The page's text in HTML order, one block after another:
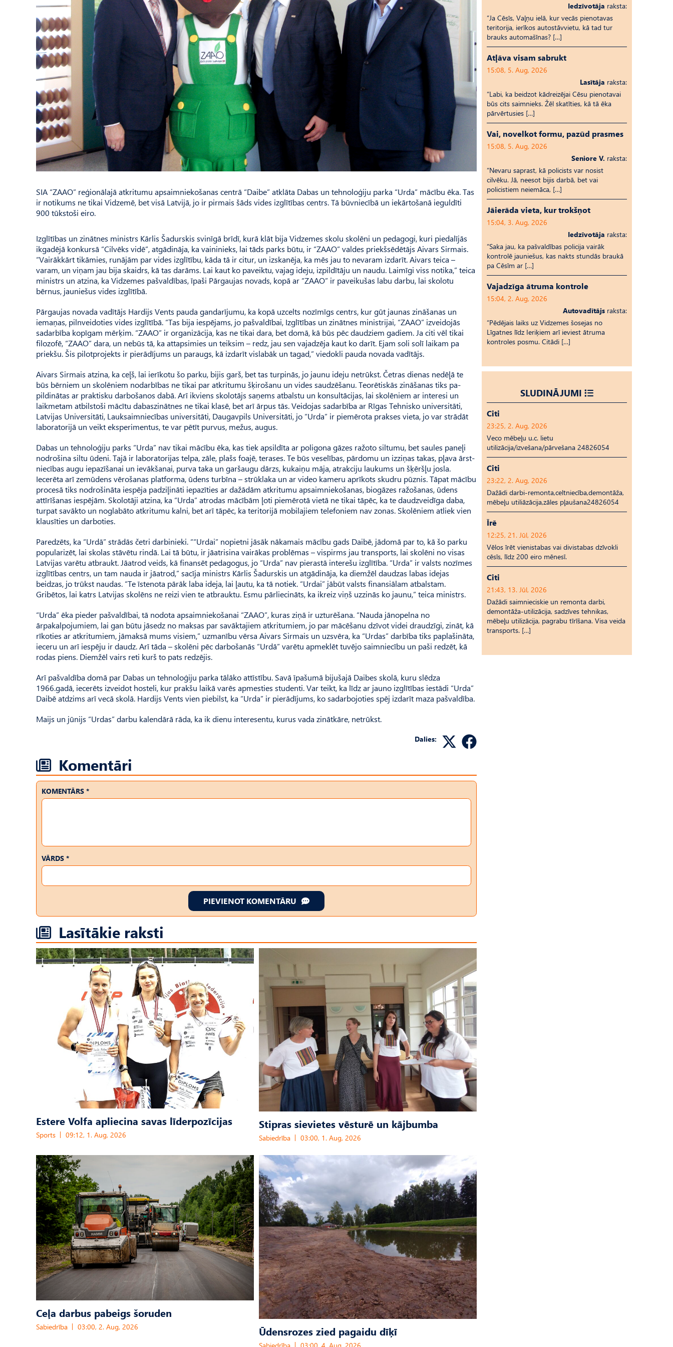
SIA “ZAAO” reģionālajā atkritumu apsaimniekošanas centrā “Daibe” atklāta Dabas un tehnoloģiju parka “Urda” mācību ēka. Tas
ir notikums ne tikai Vidzemē, bet visā Latvijā, jo ir pirmais šāds vides izglītības centrs. Tā būvniecībā un iekārtošanā ieguldīti
900 tūkstoši eiro.
Izglītības un zinātnes ministrs Kārlis Šadurskis svinīgā brīdī, kurā klāt bija Vidzemes skolu skolēni un pedagogi, kuri piedalījās
ikgadējā konkursā “Cilvēks vidē”, atgādināja, ka vaininieks, lai tāds parks būtu, ir “ZAAO” valdes priekšsēdētājs Aivars Sirmais.
“Vairākkārt tikāmies, runājām par vides izglītību, kāda tā ir citur, un izskanēja, ka mēs jau to nevaram izdarīt. Aivars teica –
varam, un viņam jau bija skaidrs, kā tas darāms. Lai kaut ko paveiktu, vajag ideju, izpildītāju un naudu. Laimīgi viss notika,” teica
ministrs un atzina, ka Vidzemes paš­valdības, īpaši Pārgaujas novads, kopā ar “ZAAO” ir paveikušas labu darbu, lai skolotu
bērnus, jauniešus vides izglītībā.
Pārgaujas novada vadītājs Hardijs Vents pauda gandarījumu, ka kopā uzcelts nozīmīgs centrs, kur gūt jaunas zināšanas un
iemaņas, pilnveidoties vides izglītībā. “Tas bija iespējams, jo pašvaldībai, Izglītības un zinātnes ministrijai, “ZAAO” izveidojās
sadarbība kopīgam mērķim. “ZAAO” ir organizācija, kas ne tikai dara, bet domā, kā būs pēc daudziem gadiem. Ja citi vēl tikai
filozofē, “ZAAO” dara, un nebūs tā, ka attapsimies un teiksim – redz, jau sen vajadzēja kaut ko darīt. Ejam soli solī laikam pa
priekšu. Šis pilotprojekts ir pierādījums un paraugs, kā izdarīt vislabāk un tagad,” viedokli pauda novada vadītājs.
Aivars Sirmais atzina, ka ceļš, lai ierīkotu šo parku, bijis garš, bet tas turpinās, jo jaunu ideju netrūkst. Četras dienas nedēļā te
būs bērniem un skolēniem nodarbības ne tikai par atkritumu šķirošanu un vides saudzēšanu. Teorētiskās zināšanas tiks pa­
pildinātas ar praktisku darbošanos dabā. Arī ikviens skolotājs sa­ņems atbalstu un konsultācijas, lai skolēniem ar interesi un
laikmetam atbilstoši mācītu dabas­zinātnes ne tikai klasē, bet arī ārpus tās. Veidojas sadarbība ar Rīgas Tehnisko universitāti,
Latvijas Universitāti, Lauksaim­niecības universitāti, Daugavpils Universitāti, jo “Urda” ir pie­mērota prakses vieta, jo var strādāt
laboratorijā un veikt eksperimentus, te var pētīt pur­vus, mežus, augus.
Dabas un tehnoloģiju parks “Urda” nav tikai mācību ēka, kas tiek apsildīta ar poligona gāzes ražoto siltumu, bet saules paneļi
nodrošina siltu ūdeni. Tajā ir la­boratorijas telpa, zāle, plašs foajē, terases. Te būs veselības, pārdo­mu un izziņas takas, pļava ārst­
niecības augu iepazīšanai un ievākšanai, purva taka un garšaugu dārzs, kukaiņu māja, atrakciju laukums un šķēršļu josla.
Iecerēta arī zem­ūdens vērošanas platforma, ūdens turbīna – strūklaka un ar video kameru aprīkots skudru pūznis. Tāpat mācību
procesā tiks nodrošināta iespēja padziļināti iepazīties ar dažādām atkritumu apsaimniekošanas, biogāzes ražo­šanas, ūdens
attīrīšanas iespējām. Skolotāji atzina, ka “Urda” atrodas mācībām ļoti piemērotā vietā ne tikai tāpēc, ka te daudzveidīga daba,
turpat savākto un noglabāto atkritumu kalni, bet arī tāpēc, ka teritorijā mobilajiem telefoniem nav zonas. Skolēniem atliek vien
klausīties un darboties.
Paredzēts, ka “Urdā” strādās četri darbinieki. ““Urdai” nopietni jāsāk nākamais mācību gads Daibē, jādomā par to, kā šo parku
popularizēt, lai skolas stāvētu rindā. Lai tā būtu, ir jāatrisina vairākas problēmas – vispirms jau transports, lai skolēni no visas
Latvijas varētu atbraukt. Jāatrod veids, kā finansēt pedagogus, jo “Urda” nav pierastā interešu izglītība. “Urda” ir valsts nozīmes
izglītības centrs, un tam nauda ir jāatrod,” sacīja ministrs Kārlis Šadurskis un atgādināja, ka diemžēl daudzas labas idejas
beidzas, jo trūkst naudas. “Te īstenota pārāk laba ideja, lai ļautu, ka tā notiek. “Urdai” jābūt valsts finansiālam atbalstam.
Gribētos, lai katrs Latvijas skolēns ne reizi vien te atbrauktu. Esmu pārliecināts, ka ikreiz viņš uzzinās ko jaunu,” teica ministrs.
“Urda” ēka pieder pašvaldībai, tā nodota apsaimniekošanai “ZAAO”, kuras ziņā ir uzturēšana. “Nauda jānopelna no
ārpakalpojumiem, lai gan būtu jāsedz no maksas par savāktajiem atkritumiem, jo par mācēšanu dzīvot videi draudzīgi, zināt, kā
rīkoties ar atkritumiem, jāmaksā mums visiem,” uzmanību vērsa Aivars Sirmais un uzsvēra, ka “Urdas” darbība tiks paplašināta,
ieceru un arī iespēju ir daudz. Arī tāda – skolēni pēc darbošanās “Urdā” varētu apmeklēt tuvējo saimniecību un paši redzēt, kā
rodas piens. Diemžēl vairs reti kurš to pats redzējis.
Arī pašvaldība domā par Dabas un tehnoloģiju parka tālāko attīstību. Savā īpašumā bijušajā Daibes skolā, kuru slēdza
1966.gadā, iecerēts izveidot hosteli, kur prakšu laikā varēs apmesties studenti. Var teikt, ka līdz ar jauno izglītības iestādi “Urda”
Daibē atdzims arī vecā skolā. Hardijs Vents vien piebilst, ka “Urda” ir pierādījums, ko sadarbojoties spēj izdarīt maza pašvaldība.
Maijs un jūnijs “Urdas” darbu kalendārā rāda, ka ik dienu interesentu, kurus vada zinātkāre, netrūkst.
Dalies:
Komentāri
KOMENTĀRS *
VĀRDS *
PIEVIENOT KOMENTĀRU
Lasītākie raksti
Estere Volfa apliecina savas līderpozīcijas
Sports 09:12, 1. Aug, 2026
Stipras sievietes vēsturē un kājbumba
Sabiedrība 03:00, 1. Aug, 2026
Ceļa darbus pabeigs šoruden
Sabiedrība 03:00, 2. Aug, 2026 Ūdensrozes zied pagaidu dīķī
Sabiedrība 03:00, 4. Aug, 2026
Iedzīvotāja raksta:
“Ja Cēsīs, Vaļņu ielā, kur vecās pienotavas
teritorija, ierīkos autostāvvietu, kā tad tur
brauks automašīnas? […]
Atļāva visam sabrukt
15:08, 5. Aug, 2026
Lasītāja raksta:
“Labi, ka beidzot kādreizējai Cēsu pienotavai
būs cits saimnieks. Žēl skatīties, kā tā ēka
pārvērtusies […]
Vai, novelkot formu, pazūd prasmes
15:08, 5. Aug, 2026
Seniore V. raksta:
“Nevaru saprast, kā policists var nosist
cilvēku. Jā, neesot bijis darbā, bet vai
policistiem neiemāca, […]
Jāierāda vieta, kur trokšņot
15:04, 3. Aug, 2026
Iedzīvotāja raksta:
“Saka jau, ka pašvaldības policija vairāk
kontrolē jauniešus, kas nakts stundās braukā
pa Cēsīm ar […]
Vajadzīga ātruma kontrole
15:04, 2. Aug, 2026
Autovadītājs raksta:
“Pēdējais laiks uz Vid­ze­mes šosejas no
Līgatnes līdz Ieriķiem arī ieviest ātruma
kontroles posmu. Citādi […]
SLUDINĀJUMI
Citi
23:25, 2. Aug, 2026
Veco mēbeļu u.c. lietu
utilizācija/izvešana/pārvešana 24826054
Citi
23:22, 2. Aug, 2026
Dažādi darbi-remonta,celtniecība,demontāža,
mēbeļu utiliāzācija,zāles pļaušana24826054
Īrē
12:25, 21. Jūl, 2026
Vēlos īrēt vienistabas vai divistabas dzīvokli
cēsīs, līdz 200 eiro mēnesī.
Citi
21:43, 13. Jūl, 2026
Dažādi saimnieciskie un remonta darbi,
demontāža-utilizācija, sadzīves tehnikas,
mēbeļu utilizācija, pagrabu tīrīšana. Visa veida
transports. […]